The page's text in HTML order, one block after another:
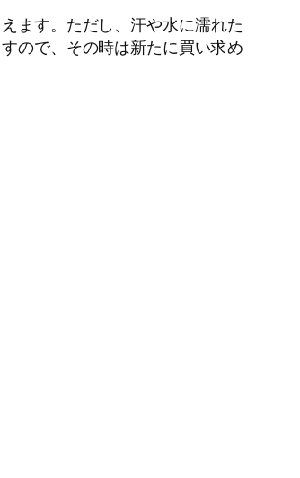
ます。ただし、汗や水に濡れた
ので、その時は新たに買い求め